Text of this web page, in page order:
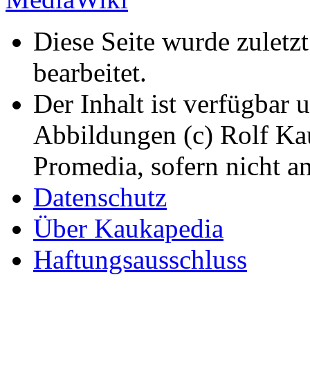
Diese Seite wurde
bearbeitet.
Der Inhalt ist verfügbar
Abbildungen (c) Rolf
Promedia, sofern nicht
Datenschutz
Über Kaukapedia
Haftungsausschluss